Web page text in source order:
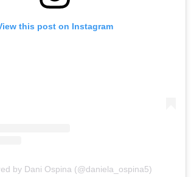
this post on Instagram
by Dani Ospina (@daniela_ospina5)